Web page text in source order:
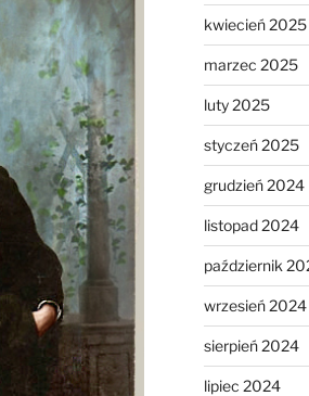
kwiecień 2025
marzec 2025
luty 2025
styczeń 2025
grudzień 2024
listopad 2024
październik
wrzesień 2024
sierpień 2024
lipiec 2024